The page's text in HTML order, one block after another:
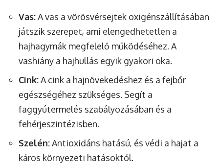
Vas:A vas a vörösvérsejtek oxigénszállításában
játszik szerepet, ami elengedhetetlen a
hajhagymák megfelelő működéséhez. A
vashiány a hajhullás egyik gyakori oka.
Cink:A cink a hajnövekedéshez és a fejbőr
egészségéhez szükséges. Segít a
faggyútermelés szabályozásában és a
fehérjeszintézisben.
Szelén:Antioxidáns hatású, és védi a hajat a
káros környezeti hatásoktól.